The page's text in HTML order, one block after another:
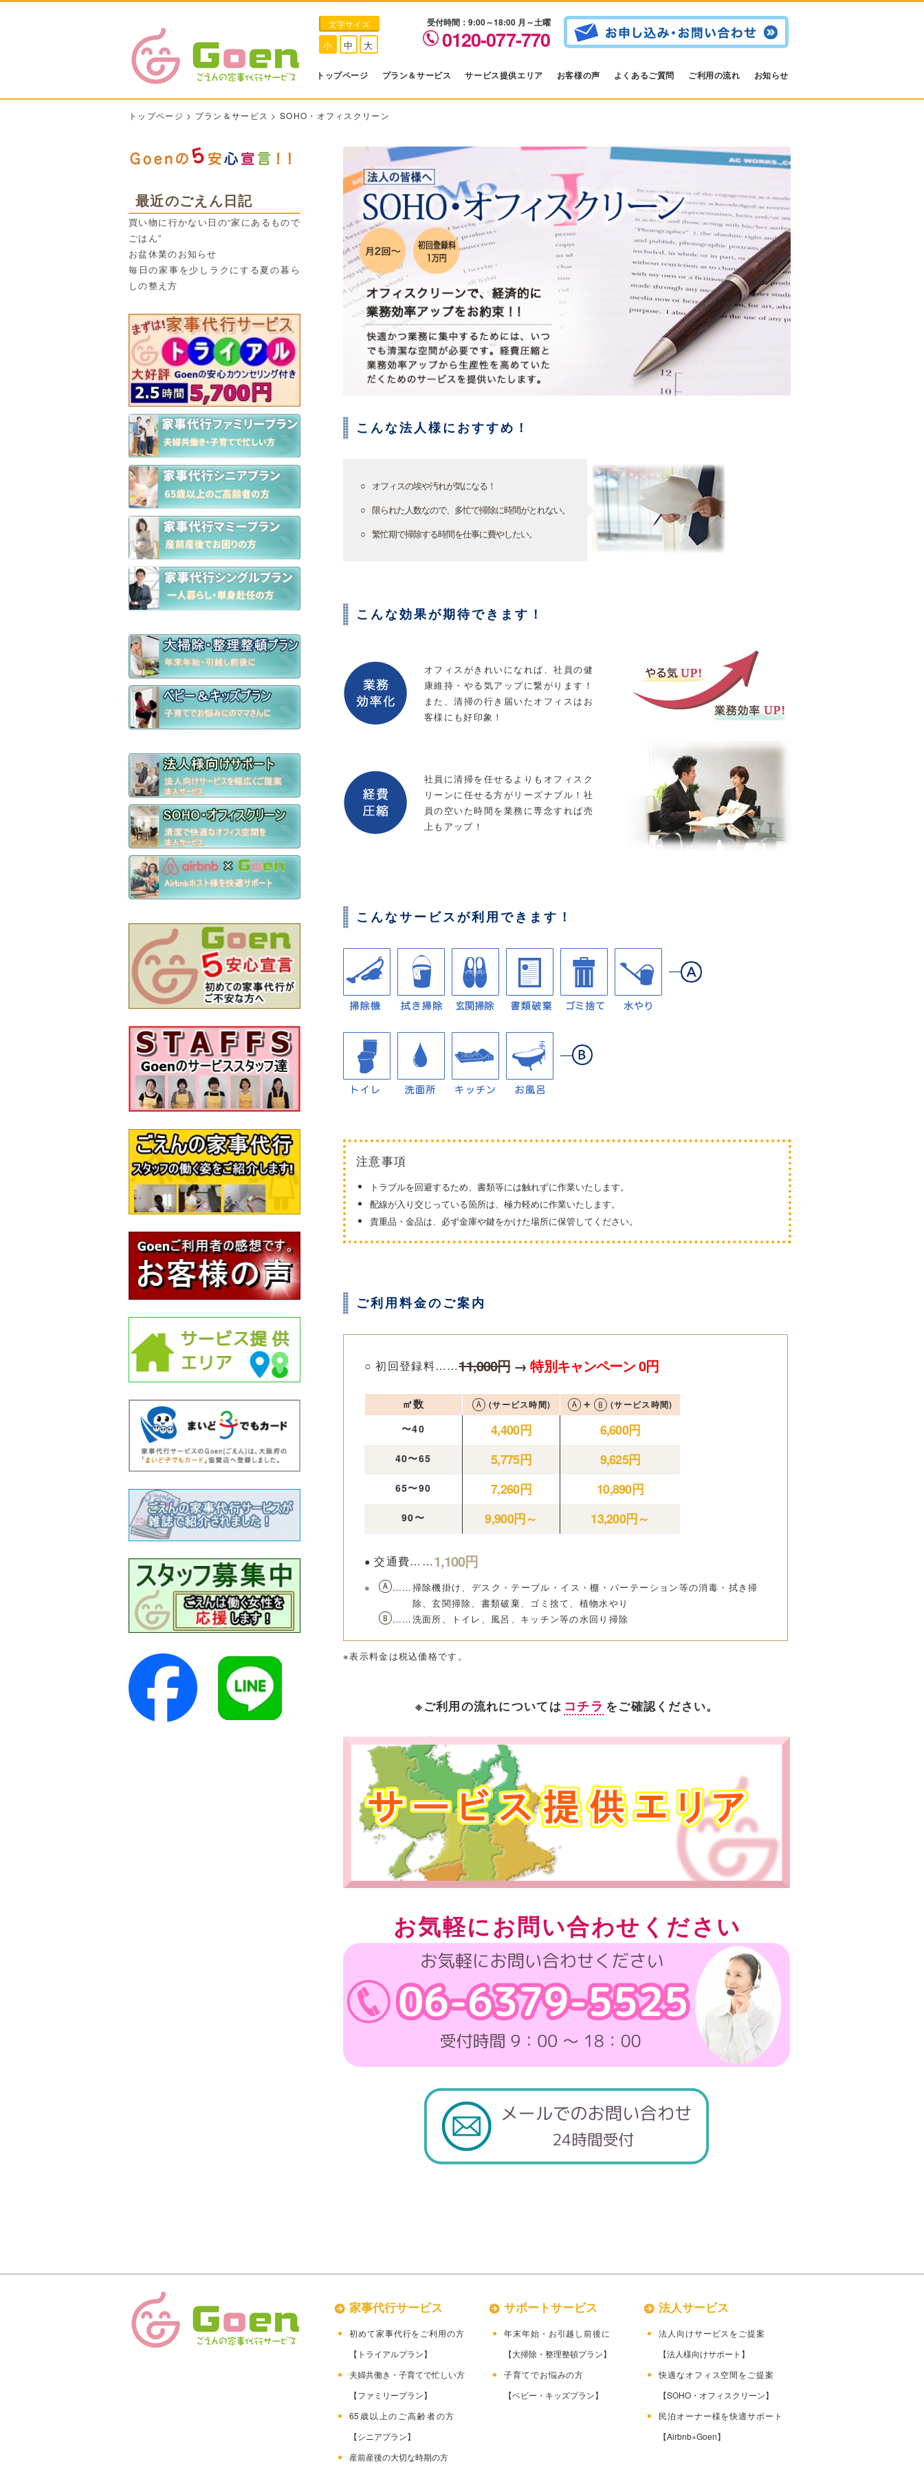
文字サイズ
小 中 大
受付時間：9:00～18:00 月～土曜
0120-077-770
トップページ プラン＆サービス サービス提供エリア お客様の声 よくあるご質問 ご利用の流れ お知らせ
トップページ > プラン＆サービス >SOHO・オフィスクリーン
最近のごえん日記
買い物に行かない日の“家にあるもので
ごはん”
お盆休業のお知らせ
毎日の家事を少しラクにする夏の暮ら
しの整え方
こんな法人様におすすめ！
オフィスの埃や汚れが気になる！
限られた人数なので、多忙で掃除に時間がとれない。
繁忙期で掃除する時間を仕事に費やしたい。
こんな効果が期待できます！
オフィスがきれいになれば、社員の健
康維持・やる気アップに繋がります！
また、清掃の行き届いたオフィスはお
客様にも好印象！
社員に清掃を任せるよりもオフィスク
リーンに任せる方がリーズナブル！社
員の空いた時間を業務に専念すれば売
上もアップ！
こんなサービスが利用できます！
注意事項
トラブルを回避するため、書類等には触れずに作業いたします。
配線が入り交じっている箇所は、極力軽めに作業いたします。
貴重品・金品は、必ず金庫や鍵をかけた場所に保管してください。
ご利用料金のご案内
初回登録料 11,000円→特別キャンペーン 0円
㎡数 (サービス時間) ＋ (サービス時間)
〜40 4,400円 6,600円
40〜65 5,775円 9,625円
65〜90 7,260円 10,890円
90〜 9,900円～ 13,200円～
交通費 1,100円
掃除機掛け、デスク・テーブル・イス・棚・パーテーション等の消毒・拭き掃
除、玄関掃除、書類破棄、ゴミ捨て、植物水やり
洗面所、トイレ、風呂、キッチン等の水回り掃除
※表示料金は税込価格です。
※ご利用の流れについては コチラ をご確認ください。
お気軽にお問い合わせください
家事代行サービス
初めて家事代行をご利用の方
【トライアルプラン】
夫婦共働き・子育てで忙しい方
【ファミリープラン】
65歳以上のご高齢者の方
【シニアプラン】
産前産後の大切な時期の方
サポートサービス
年末年始・お引越し前後に
【大掃除・整理整頓プラン】
子育てでお悩みの方
【ベビー・キッズプラン】
法人サービス
法人向けサービスをご提案
【法人様向けサポート】
快適なオフィス空間をご提案
【SOHO・オフィスクリーン】
民泊オーナー様を快適サポート
【Airbnb×Goen】